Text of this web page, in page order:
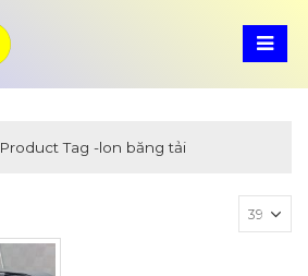
Product Tag -lon băng tải